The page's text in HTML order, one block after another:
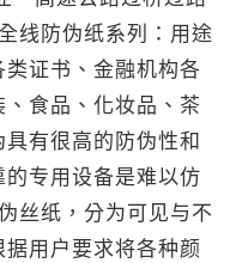
线防伪纸系列：用途
证书、金融机构各
食品、化妆品、茶
有很高的防伪性和
专用设备是难以仿
丝纸，分为可见与不
用户要求将各种颜